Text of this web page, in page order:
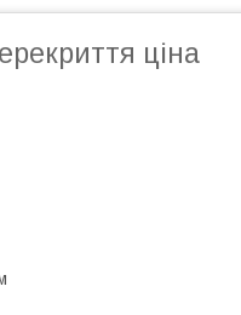
ціна